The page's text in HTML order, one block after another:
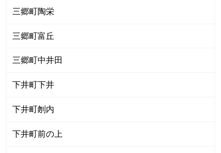
三郷町陶栄
三郷町富丘
三郷町中井田
下井町下井
下井町刎内
下井町前の上